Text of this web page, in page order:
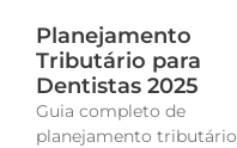
Planejamento
Tributário para
Dentistas 2025
Guia completo de
planejamento tributário